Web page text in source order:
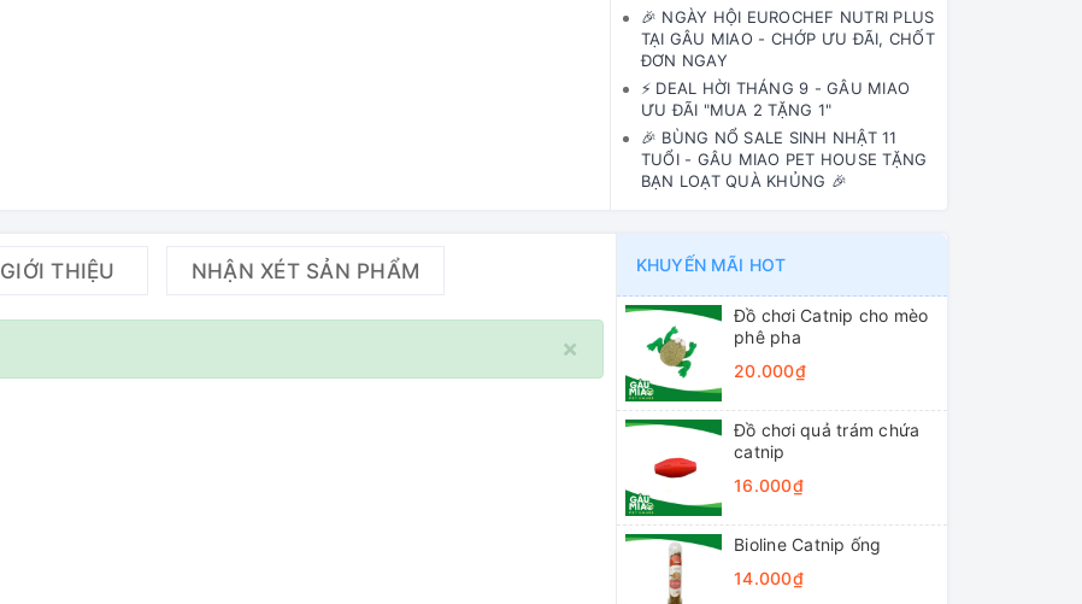
🎉 NGÀY HỘI EUROCHEF NUTRI PLUS
TẠI GÂU MIAO - CHỚP ƯU ĐÃI, CHỐT
ĐƠN NGAY
⚡️ DEAL HỜI THÁNG 9 - GÂU MIAO
ƯU ĐÃI "MUA 2 TẶNG 1"
🎉 BÙNG NỔ SALE SINH NHẬT 11
TUỔI - GÂU MIAO PET HOUSE TẶNG
BẠN LOẠT QUÀ KHỦNG 🎉
GIỚI THIỆU NHẬN XÉT SẢN PHẨM
×
KHUYẾN MÃI HOT
Đồ chơi Catnip cho mèo
phê pha
20.000₫
Đồ chơi quả trám chứa
catnip
16.000₫
Bioline Catnip ống
14.000₫